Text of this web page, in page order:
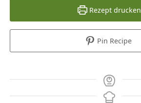
Rezept drucken
Pin Recipe